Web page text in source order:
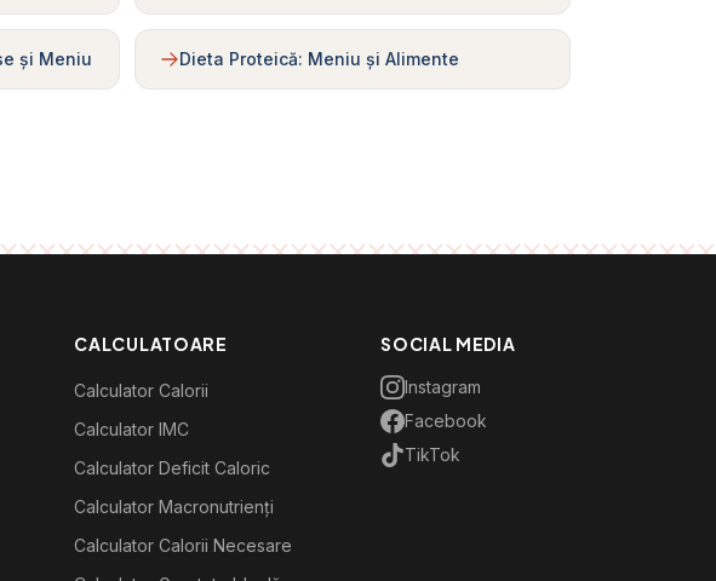
și Meniu Dieta Proteică: Meniu și Alimente
CALCULATOARE
Calculator Calorii
Calculator IMC
Calculator Deficit Caloric
Calculator Macronutrienți
Calculator Calorii Necesare
SOCIAL MEDIA
Instagram
Facebook
TikTok